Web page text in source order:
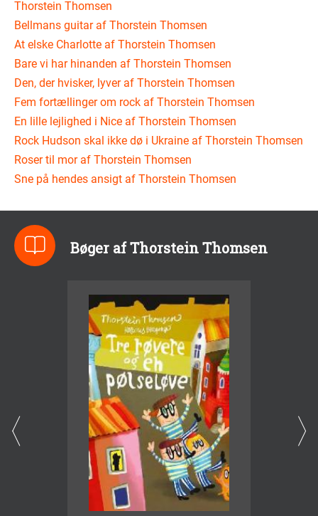
Thorstein Thomsen
Bellmans guitar af Thorstein Thomsen
At elske Charlotte af Thorstein Thomsen
Bare vi har hinanden af Thorstein Thomsen
Den, der hvisker, lyver af Thorstein Thomsen
Fem fortællinger om rock af Thorstein Thomsen
En lille lejlighed i Nice af Thorstein Thomsen
Rock Hudson skal ikke dø i Ukraine af Thorstein Thomsen
Roser til mor af Thorstein Thomsen
Sne på hendes ansigt af Thorstein Thomsen
Bøger af Thorstein Thomsen